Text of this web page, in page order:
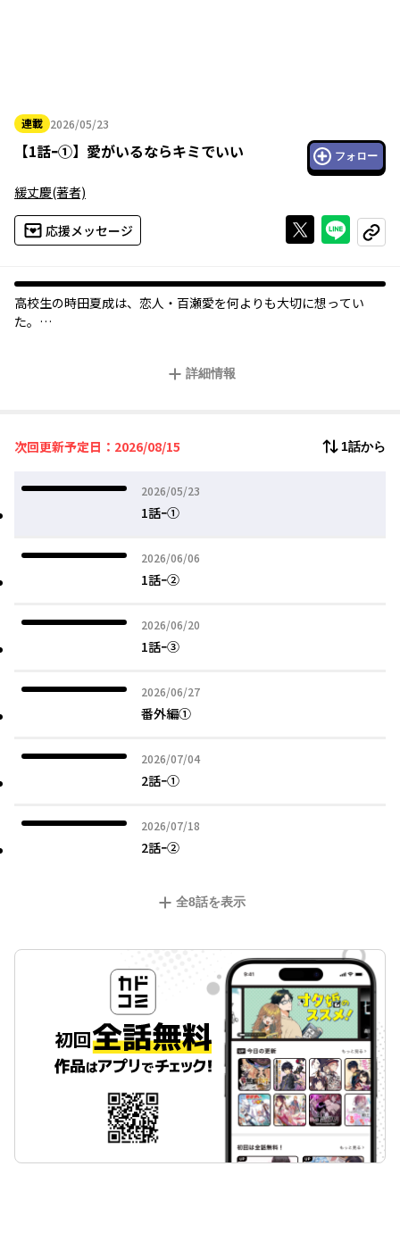
連載 2026/05/23
2026年05月23日
【1話ｰ①】 愛がいるならキミでいい フォロー
緩丈慶(著者)
応援メッセージ Xで投稿する
ライン
コピー
高校生の時田夏成は、恋人・百瀬愛を何よりも大切に想ってい
た。
突然の出来事に言葉を失う夏成は、希実に名前を呼ばれるが、そ
最愛の恋人と、深い怨みを抱く殺人犯との狭間で、夏成はそれで
執着・救済・恋愛の狂気を描く、青春ラブサスペンス、開幕─
詳細情報
次回更新予定日：2026/08/15 1話から
2026/05/23
2026年05月23日
1話ｰ①
2026/06/06
2026年06月06日
1話ｰ②
2026/06/20
2026年06月20日
1話ｰ③
2026/06/27
2026年06月27日
番外編①
2026/07/04
2026年07月04日
2話ｰ①
2026/07/18
2026年07月18日
2話ｰ②
全8話を表示